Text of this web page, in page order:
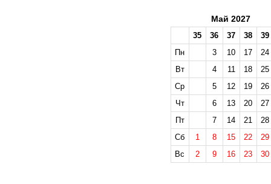
Май 2027
35 36 37 38
39
Пн
3 10 17
24
Вт
4 11 18
25
Ср
5 12 19
26
Чт
6 13 20
27
Пт
7 14 21
28
Сб
1 8 15 22
29
Вс
2 9 16 23 30